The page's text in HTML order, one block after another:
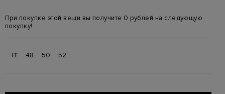
При покупке этой вещи вы получите 0 рублей на следующую
покупку!
IT 48 50 52